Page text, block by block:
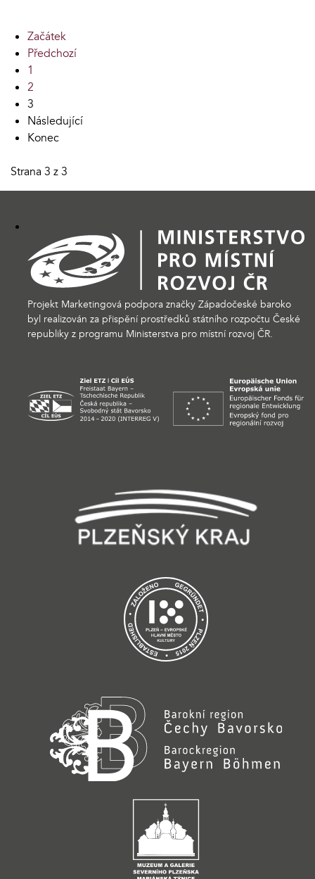
Začátek
Předchozí
1
2
3
Následující
Konec
Strana 3 z 3
Projekt Marketingová podpora značky Západočeské baroko
byl realizován za přispění prostředků státního rozpočtu České
republiky z programu Ministerstva pro místní rozvoj ČR.